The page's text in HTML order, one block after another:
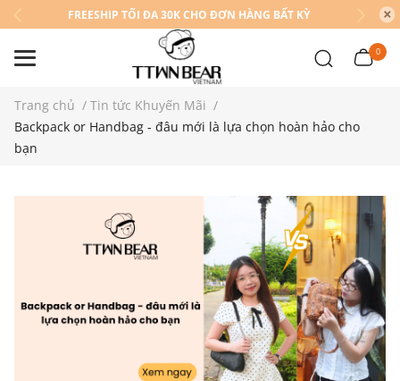
FREESHIP TỐI ĐA 30K CHO ĐƠN HÀNG BẤT KỲ
0
Trang chủ / Tin tức Khuyến Mãi /
Backpack or Handbag - đâu mới là lựa chọn hoàn hảo cho
bạn